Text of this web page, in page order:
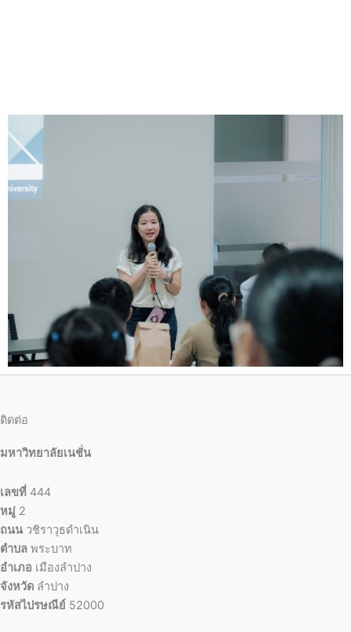
ติดต่อ
มหาวิทยาลัยเนชั่น
เลขที่ 444
หมู่ 2
ถนน วชิราวุธดำเนิน
ตำบล พระบาท
อำเภอ เมืองลำปาง
จังหวัด ลำปาง
รหัสไปรษณีย์ 52000